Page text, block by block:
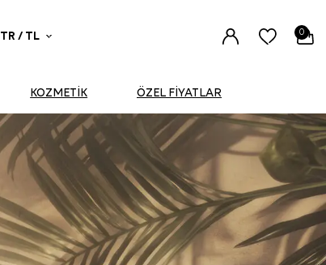
TR / TL 0
KOZMETİK ÖZEL FİYATLAR